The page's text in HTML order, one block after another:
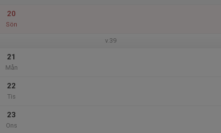
20
Sön
v.39
21
Mån
22
Tis
23
Ons